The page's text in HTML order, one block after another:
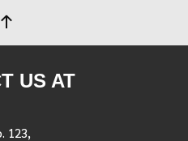
US AT
123,